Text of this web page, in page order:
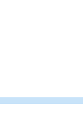
total o
infracción y